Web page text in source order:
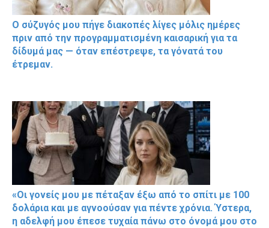
Ο σύζυγός μου πήγε διακοπές λίγες μόλις ημέρες
πριν από την προγραμματισμένη καισαρική για τα
δίδυμά μας — όταν επέστρεψε, τα γόνατά του
έτρεμαν.
«Οι γονείς μου με πέταξαν έξω από το σπίτι με 100
δολάρια και με αγνοούσαν για πέντε χρόνια. Ύστερα,
η αδελφή μου έπεσε τυχαία πάνω στο όνομά μου στο